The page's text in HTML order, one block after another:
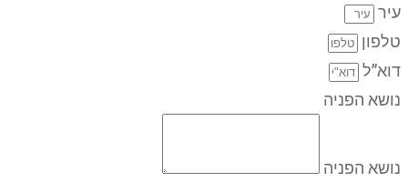
עיר
טלפון
דוא”ל
נושא הפניה
נושא הפניה